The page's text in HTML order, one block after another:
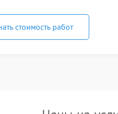
стоимость работ